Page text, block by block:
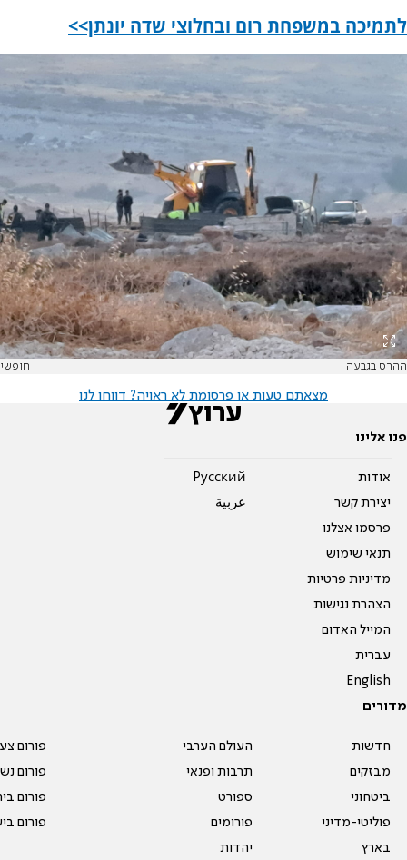
לתמיכה במשפחת רום ובחלוצי שדה יונתן>>
ההרס בגבעה חופשי
מצאתם טעות או פרסומת לא ראויה? דווחו לנו
פנו אלינו
אודות
יצירת קשר
פרסמו אצלנו
תנאי שימוש
מדיניות פרטיות
הצהרת נגישות
המייל האדום
עברית
English
Pусский
عربية
מדורים
חדשות
מבזקים
ביטחוני
פוליטי-מדיני
בארץ
העולם הערבי
תרבות ופנאי
ספורט
פורומים
יהדות
פורום
פורום
פורום
פורום